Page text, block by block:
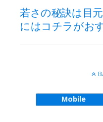
若さの秘訣は目
にはコチラがお
Mobile